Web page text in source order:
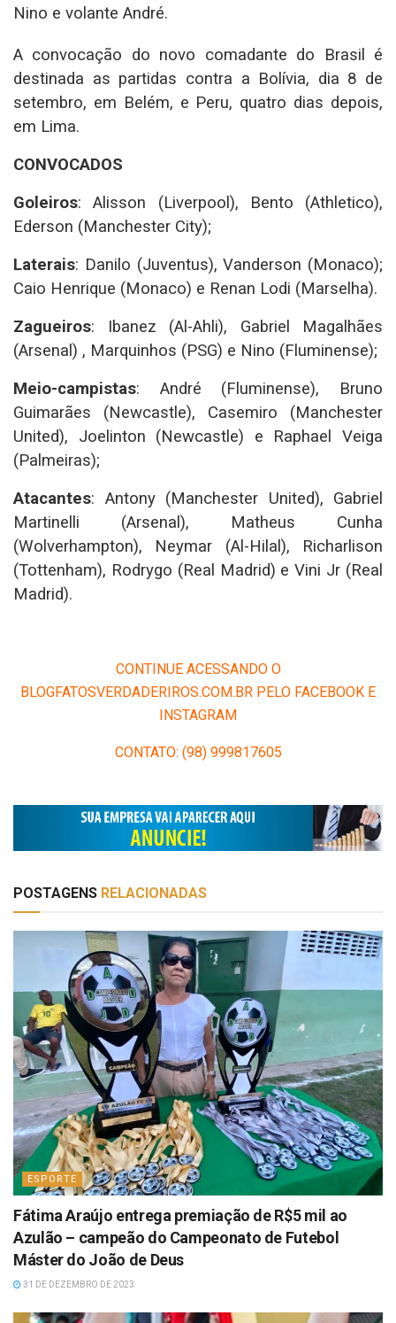
Nino e volante André.
A convocação do novo comadante do Brasil é
destinada as partidas contra a Bolívia, dia 8 de
setembro, em Belém, e Peru, quatro dias depois,
em Lima.
CONVOCADOS
Goleiros: Alisson (Liverpool), Bento (Athletico),
Ederson (Manchester City);
Laterais: Danilo (Juventus), Vanderson (Monaco);
Caio Henrique (Monaco) e Renan Lodi (Marselha).
Zagueiros: Ibanez (Al-Ahli), Gabriel Magalhães
(Arsenal) , Marquinhos (PSG) e Nino (Fluminense);
Meio-campistas: André (Fluminense), Bruno
Guimarães (Newcastle), Casemiro (Manchester
United), Joelinton (Newcastle) e Raphael Veiga
(Palmeiras);
Atacantes: Antony (Manchester United), Gabriel
Martinelli (Arsenal), Matheus Cunha
(Wolverhampton), Neymar (Al-Hilal), Richarlison
(Tottenham), Rodrygo (Real Madrid) e Vini Jr (Real
Madrid).
CONTINUE ACESSANDO O
BLOGFATOSVERDADERIROS.COM.BR PELO FACEBOOK E
INSTAGRAM
CONTATO: (98) 999817605
POSTAGENS RELACIONADAS
ESPORTE
Fátima Araújo entrega premiação de R$5 mil ao
Azulão – campeão do Campeonato de Futebol
Máster do João de Deus
31 DE DEZEMBRO DE 2023